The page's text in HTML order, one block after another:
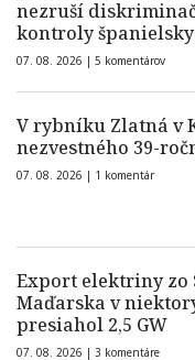
nezruší
kontroly
07. 08. 2026 | 5 komentárov
V rybníku Zlatná v
nezvestného 39-
07. 08. 2026 | 1 komentár
Export elektriny zo
Maďarska v
presiahol 2,5 GW
07. 08. 2026 | 3 komentáre